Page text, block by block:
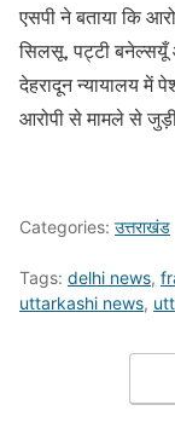
एसपी ने बताया कि
सिलसू, पट्टी बनेल्सयूँ
देहरादून न्यायालय में
आरोपी से मामले से
Categories: उत्तराखंड
Tags: delhi news,
uttarkashi news,